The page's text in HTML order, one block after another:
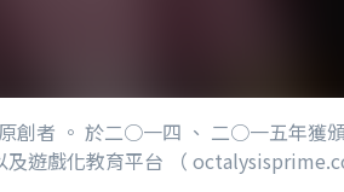
創者 。 於二○一四 、 二○一五年
及遊戲化教育平台 （